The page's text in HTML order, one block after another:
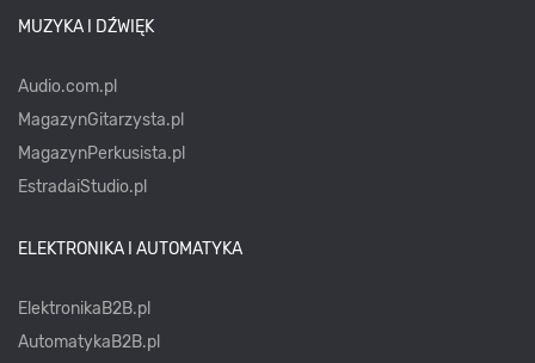
MUZYKA I DŹWIĘK
Audio.com.pl
MagazynGitarzysta.pl
MagazynPerkusista.pl
EstradaiStudio.pl
ELEKTRONIKA I AUTOMATYKA
ElektronikaB2B.pl
AutomatykaB2B.pl